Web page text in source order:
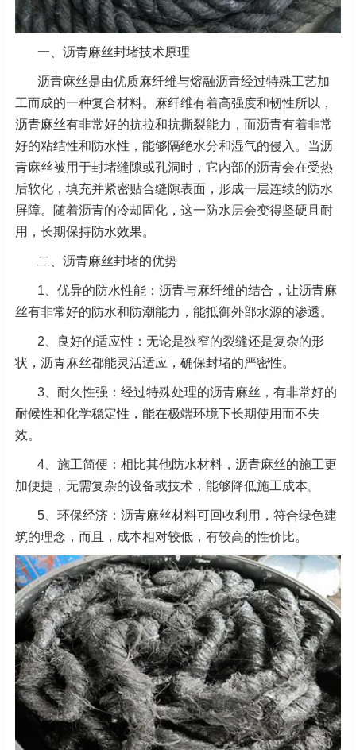
一、沥青麻丝封堵技术原理
沥青麻丝是由优质麻纤维与熔融沥青经过特殊工艺加
工而成的一种复合材料。麻纤维有着高强度和韧性所以，
沥青麻丝有非常好的抗拉和抗撕裂能力，而沥青有着非常
好的粘结性和防水性，能够隔绝水分和湿气的侵入。当沥
青麻丝被用于封堵缝隙或孔洞时，它内部的沥青会在受热
后软化，填充并紧密贴合缝隙表面，形成一层连续的防水
屏障。随着沥青的冷却固化，这一防水层会变得坚硬且耐
用，长期保持防水效果。
二、沥青麻丝封堵的优势
1、优异的防水性能：沥青与麻纤维的结合，让沥青麻
丝有非常好的防水和防潮能力，能抵御外部水源的渗透。
2、良好的适应性：无论是狭窄的裂缝还是复杂的形
状，沥青麻丝都能灵活适应，确保封堵的严密性。
3、耐久性强：经过特殊处理的沥青麻丝，有非常好的
耐候性和化学稳定性，能在极端环境下长期使用而不失
效。
4、施工简便：相比其他防水材料，沥青麻丝的施工更
加便捷，无需复杂的设备或技术，能够降低施工成本。
5、环保经济：沥青麻丝材料可回收利用，符合绿色建
筑的理念，而且，成本相对较低，有较高的性价比。